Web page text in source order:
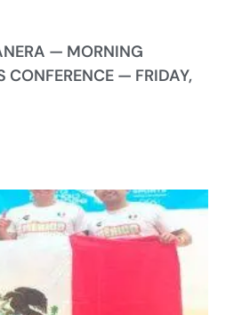
— MORNING
CONFERENCE — FRIDAY,